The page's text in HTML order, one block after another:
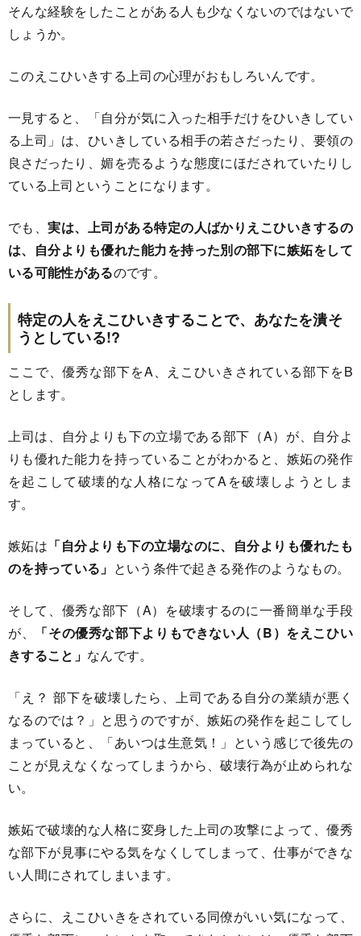
そんな経験をしたことがある人も少なくないのではないで
しょうか。
このえこひいきする上司の心理がおもしろいんです。
一見すると、「自分が気に入った相手だけをひいきしてい
る上司」は、ひいきしている相手の若さだったり、要領の
良さだったり、媚を売るような態度にほだされていたりし
ている上司ということになります。
でも、実は、上司がある特定の人ばかりえこひいきするの
は、自分よりも優れた能力を持った別の部下に嫉妬をして
いる可能性があるのです。
特定の人をえこひいきすることで、あなたを潰そ
うとしている!?
ここで、優秀な部下をA、えこひいきされている部下をB
とします。
上司は、自分よりも下の立場である部下（A）が、自分よ
りも優れた能力を持っていることがわかると、嫉妬の発作
を起こして破壊的な人格になってAを破壊しようとしま
す。
嫉妬は 「自分よりも下の立場なのに、自分よりも優れたも
のを持っている」 という条件で起きる発作のようなもの。
そして、優秀な部下（A）を破壊するのに一番簡単な手段
が、
「その優秀な部下よりもできない人（B）をえこひい
きすること」 なんです。
「え？ 部下を破壊したら、上司である自分の業績が悪く
なるのでは？」と思うのですが、嫉妬の発作を起こしてし
まっていると、「あいつは生意気！」という感じで後先の
ことが見えなくなってしまうから、破壊行為が止められな
い。
嫉妬で破壊的な人格に変身した上司の攻撃によって、優秀
な部下が見事にやる気をなくしてしまって、仕事ができな
い人間にされてしまいます。
さらに、えこひいきをされている同僚がいい気になって、